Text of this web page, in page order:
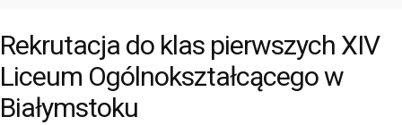
Rekrutacja do klas pierwszych XIV
Liceum Ogólnokształcącego w
Białymstoku